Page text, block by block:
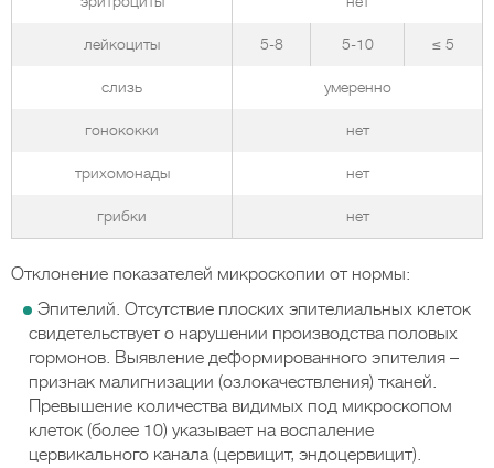
лейкоциты 5-8 5-10 ≤ 5
слизь умеренно
гонококки нет
трихомонады нет
грибки нет
Отклонение показателей микроскопии от нормы:
Эпителий. Отсутствие плоских эпителиальных клеток
свидетельствует о нарушении производства половых
гормонов. Выявление деформированного эпителия –
признак малигнизации (озлокачествления) тканей.
Превышение количества видимых под микроскопом
клеток (более 10) указывает на воспаление
цервикального канала (цервицит, эндоцервицит).